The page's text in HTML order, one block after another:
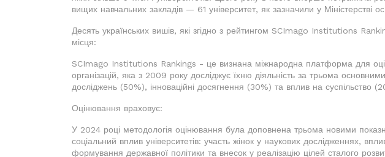
вищих навчальних закладів — 61 університет, як зазначили у Міністерстві
Десять українських вишів, які згідно з рейтингом SCImago Institutions
місця:
SCImago Institutions Rankings - це визнана міжнародна платформа для
організацій, яка з 2009 року досліджує їхню діяльність за трьома
досліджень (50%), інноваційні досягнення (30%) та вплив на суспільство
Оцінювання враховує:
У 2024 році методологія оцінювання була доповнена трьома новими
соціальний вплив університетів: участь жінок у наукових дослідженнях,
формування державної політики та внесок у реалізацію цілей сталого